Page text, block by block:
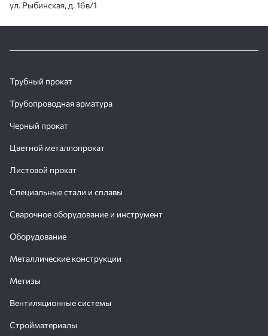
ул. Рыбинская, д. 16в/1
Трубный прокат
Трубопроводная арматура
Черный прокат
Цветной металлопрокат
Листовой прокат
Специальные стали и сплавы
Сварочное оборудование и инструмент
Оборудование
Металлические конструкции
Метизы
Вентиляционные системы
Стройматериалы